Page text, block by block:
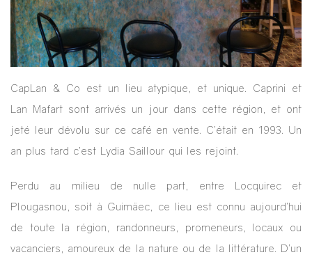
CapLan & Co est un lieu atypique, et unique. Caprini et
Lan Mafart sont arrivés un jour dans cette région, et ont
jeté leur dévolu sur ce café en vente. C’était en 1993. Un
an plus tard c’est Lydia Saillour qui les rejoint.
Perdu au milieu de nulle part, entre Locquirec et
Plougasnou, soit à Guimäec, ce lieu est connu aujourd’hui
de toute la région, randonneurs, promeneurs, locaux ou
vacanciers, amoureux de la nature ou de la littérature. D’un